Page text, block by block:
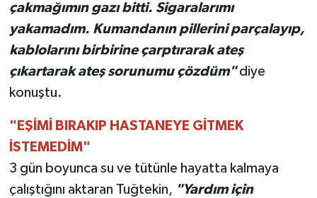
çakmağımın gazı bitti. Sigaralarımı
yakamadım. Kumandanın pillerini parçalayıp,
kablolarını birbirine çarptırarak ateş
çıkartarak ateş sorunumu çözdüm"diye
konuştu.
"EŞİMİ BIRAKIP HASTANEYE GİTMEK
İSTEMEDİM"
3 gün boyunca su ve tütünle hayatta kalmaya
çalıştığını aktaran Tuğtekin, "Yardım için